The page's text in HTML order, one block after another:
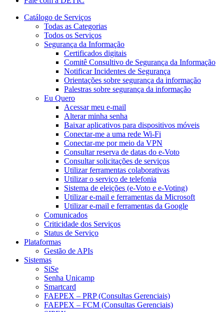
Catálogo de Serviços
Todas as Categorias
Todos os Serviços
Segurança da Informação
Certificados digitais
Comitê Consultivo de Segurança da Informação
Notificar Incidentes de Segurança
Orientações sobre segurança da informação
Palestras sobre segurança da informação
Eu Quero
Acessar meu e-mail
Alterar minha senha
Baixar aplicativos para dispositivos móveis
Conectar-me a uma rede Wi-Fi
Conectar-me por meio da VPN
Consultar reserva de datas do e-Voto
Consultar solicitações de serviços
Utilizar ferramentas colaborativas
Utilizar o serviço de telefonia
Sistema de eleições (e-Voto e e-Voting)
Utilizar e-mail e ferramentas da Microsoft
Utilizar e-mail e ferramentas da Google
Comunicados
Criticidade dos Serviços
Status de Serviço
Plataformas
Gestão de APIs
Sistemas
SiSe
Senha Unicamp
Smartcard
FAEPEX – PRP (Consultas Gerenciais)
FAEPEX – FCM (Consultas Gerenciais)